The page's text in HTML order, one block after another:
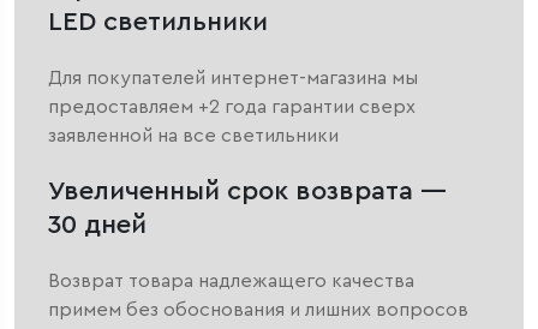
LED светильники
Для покупателей интернет-магазина мы
предоставляем +2 года гарантии сверх
заявленной на все светильники
Увеличенный срок возврата —
30 дней
Возврат товара надлежащего качества
примем без обоснования и лишних вопросов